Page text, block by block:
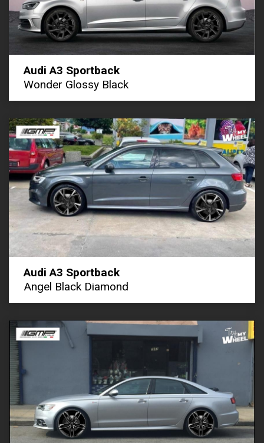
Audi A3 Sportback
Wonder Glossy Black
Audi A3 Sportback
Angel Black Diamond